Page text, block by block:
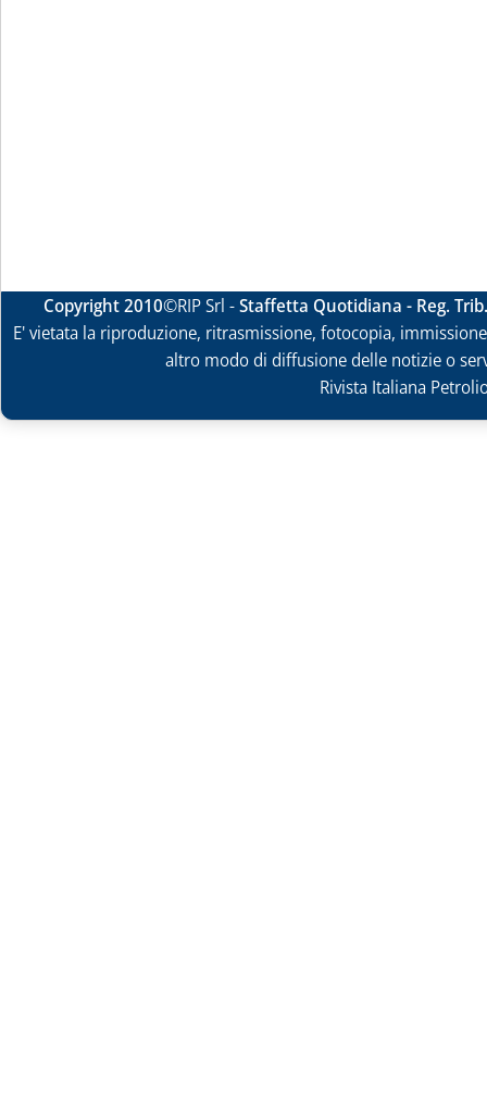
Copyright 2010©RIP Srl -Staffetta Quotidiana - Reg.
E' vietata la riproduzione, ritrasmissione, fotocopia,
altro modo di diffusione delle notizie o
Rivista Italiana